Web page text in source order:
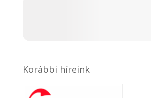
Korábbi híreink